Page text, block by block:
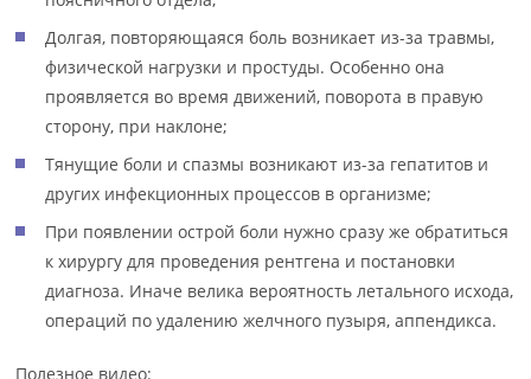
Долгая, повторяющаяся боль возникает из-за травмы,
физической нагрузки и простуды. Особенно она
проявляется во время движений, поворота в правую
сторону, при наклоне;
Тянущие боли и спазмы возникают из-за гепатитов и
других инфекционных процессов в организме;
При появлении острой боли нужно сразу же обратиться
к хирургу для проведения рентгена и постановки
диагноза. Иначе велика вероятность летального исхода,
операций по удалению желчного пузыря, аппендикса.
Полезное видео: